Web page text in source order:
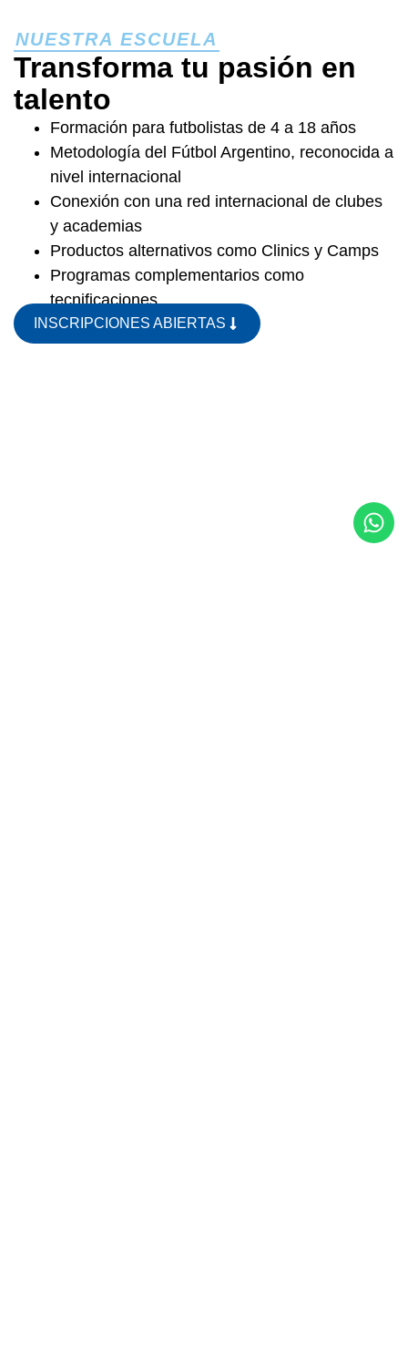
NUESTRA ESCUELA
Transforma tu pasión en
talento
Formación para futbolistas de 4 a 18 años
Metodología del Fútbol Argentino, reconocida a
nivel internacional
Conexión con una red internacional de clubes
y academias
Productos alternativos como Clinics y Camps
Programas complementarios como
tecnificaciones
INSCRIPCIONES ABIERTAS